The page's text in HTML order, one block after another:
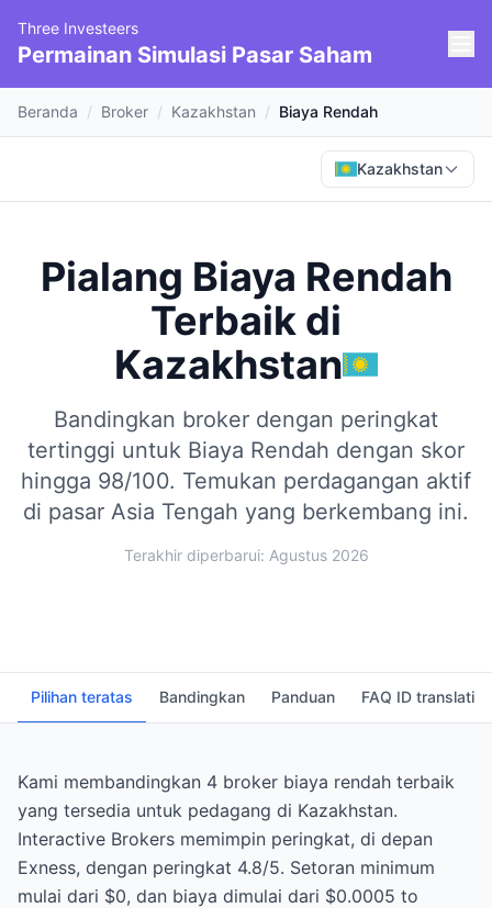
Three Investeers
Permainan Simulasi Pasar Saham
Beranda / Broker / Kazakhstan / Biaya Rendah
Kazakhstan
Pialang Biaya Rendah
Terbaik di
Kazakhstan
Bandingkan broker dengan peringkat
tertinggi untuk Biaya Rendah dengan skor
hingga 98/100. Temukan perdagangan aktif
di pasar Asia Tengah yang berkembang ini.
Terakhir diperbarui: Agustus 2026
Pilihan teratas Bandingkan Panduan FAQ ID
Kami membandingkan 4 broker biaya rendah terbaik
yang tersedia untuk pedagang di Kazakhstan.
Interactive Brokers memimpin peringkat, di depan
Exness, dengan peringkat 4.8/5. Setoran minimum
mulai dari $0, dan biaya dimulai dari $0.0005 to